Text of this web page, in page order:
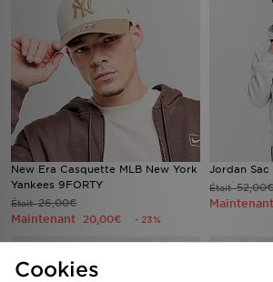
New Era Casquette MLB New York
Yankees 9FORTY
Était26,00€
Maintenant 20,00€ - 23%
Jordan Sac
Était52,00€
Cookies